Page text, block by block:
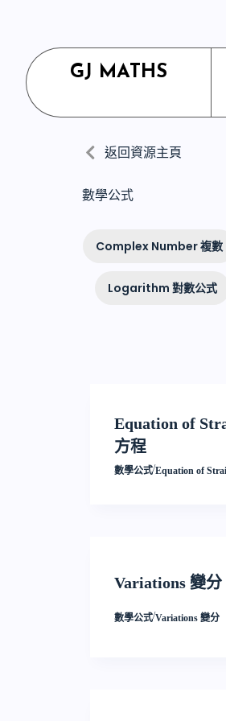
GJ MATHS
返回資源主頁
數學公式
Complex Number 複數
Logarithm 對數公式
Equation of
方程
數學公式/Equation of
Variations 變分
數學公式/Variations 變分